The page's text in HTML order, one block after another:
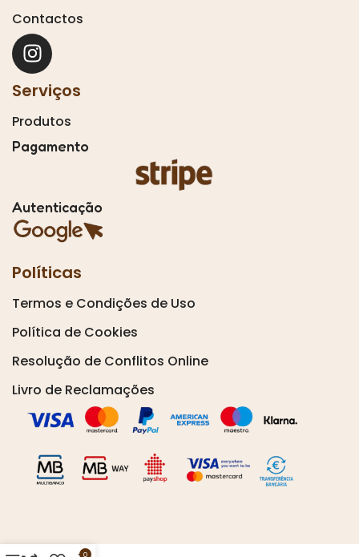
Contactos
Serviços
Produtos
Pagamento
Autenticação
Políticas
Termos e Condições de Uso
Política de Cookies
Resolução de Conflitos Online
Livro de Reclamações
0